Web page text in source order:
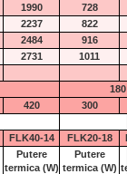
1990
728
2237
822
2484
916
2731
1011
180
420
300
FLK40-14 FLK20-18
Putere
termica(W)
Putere
termica(W)